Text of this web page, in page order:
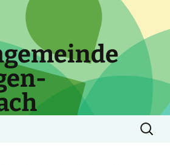
Suchen
nach: